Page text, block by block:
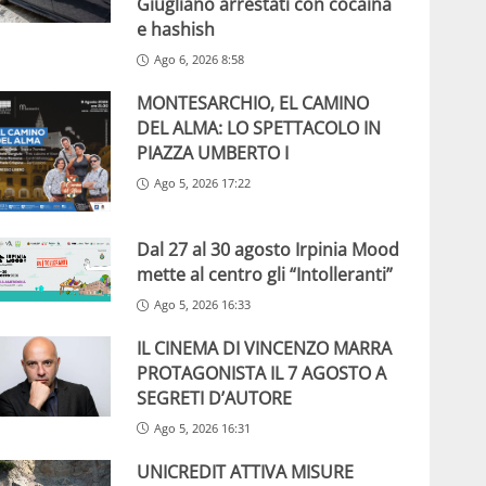
e hashish
Ago 6, 2026 8:58
MONTESARCHIO, EL CAMINO
DEL ALMA: LO SPETTACOLO IN
PIAZZA UMBERTO I
Ago 5, 2026 17:22
Dal 27 al 30 agosto Irpinia Mood
mette al centro gli “Intolleranti”
Ago 5, 2026 16:33
IL CINEMA DI VINCENZO MARRA
PROTAGONISTA IL 7 AGOSTO A
SEGRETI D’AUTORE
Ago 5, 2026 16:31
UNICREDIT ATTIVA MISURE